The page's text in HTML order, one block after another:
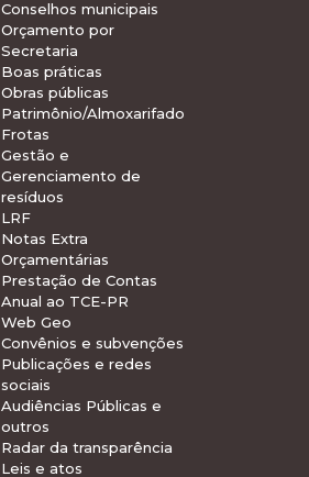
Conselhos municipais
Orçamento por
Secretaria
Boas práticas
Obras públicas
Patrimônio/Almoxarifado
Frotas
Gestão e
Gerenciamento de
resíduos
LRF
Notas Extra
Orçamentárias
Prestação de Contas
Anual ao TCE-PR
Web Geo
Convênios e subvenções
Publicações e redes
sociais
Audiências Públicas e
outros
Radar da transparência
Leis e atos